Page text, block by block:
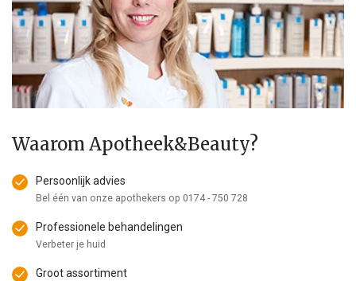
Waarom Apotheek&Beauty?
Persoonlijk advies
Bel één van onze apothekers op 0174 - 750 728
Professionele behandelingen
Verbeter je huid
Groot assortiment